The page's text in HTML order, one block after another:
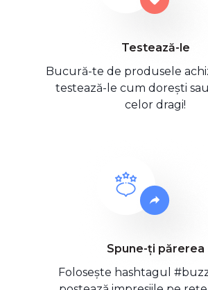
Testează-le
Bucură-te de produsele
testează-le cum dorești
celor dragi!
Spune-ți părerea
Folosește hashtagul